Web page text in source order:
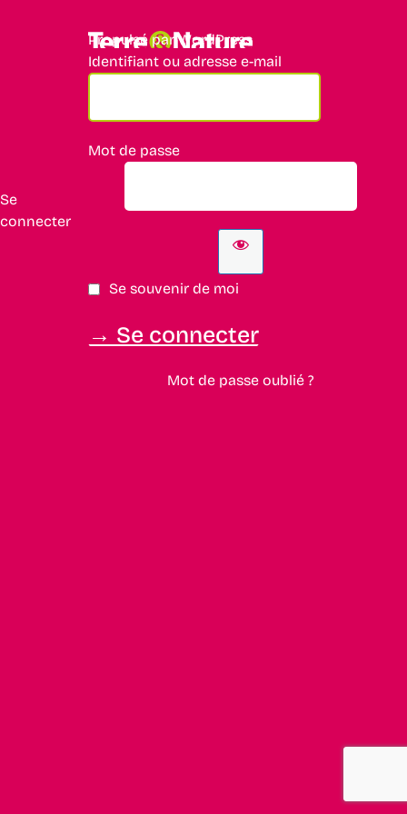
Se
connecter
Propulsé par WordPress
Identifiant ou adresse e-mail
Mot de passe
Se souvenir de moi
Mot de passe oublié ?